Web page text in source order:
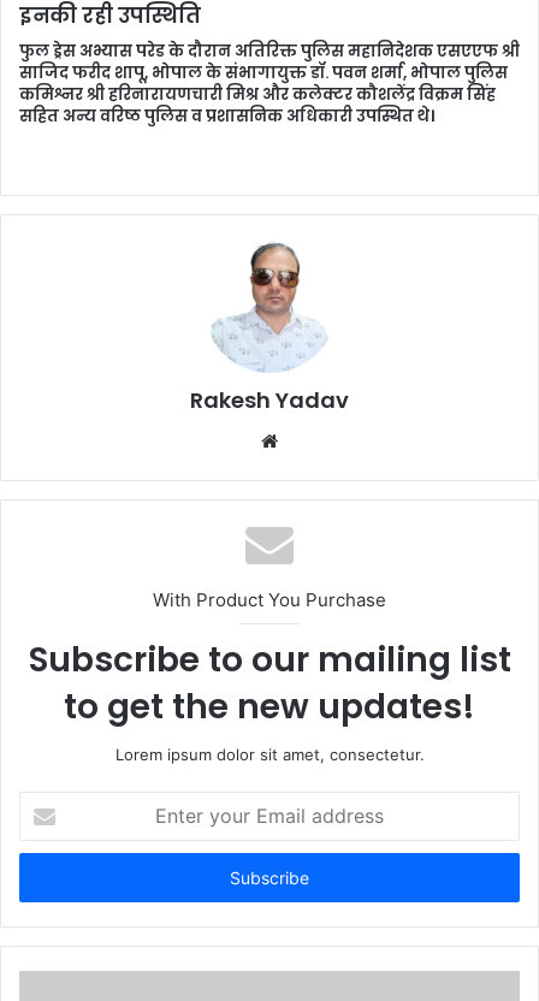
इनकी रही उपस्थिति
फुल ड्रेस अभ्यास परेड के दौरान अतिरिक्त पुलिस महानिदेशक एसएएफ श्री
साजिद फरीद शापू, भोपाल के संभागायुक्त डॉ. पवन शर्मा, भोपाल पुलिस
कमिश्नर श्री हरिनारायणचारी मिश्र और कलेक्टर कौशलेंद्र विक्रम सिंह
सहित अन्य वरिष्ठ पुलिस व प्रशासनिक अधिकारी उपस्थित थे।
Rakesh Yadav
b
s
i
e
With Product You Purchase
Subscribe to our mailing list
to get the new updates!
Lorem ipsum dolor sit amet, consectetur.
t
r
y